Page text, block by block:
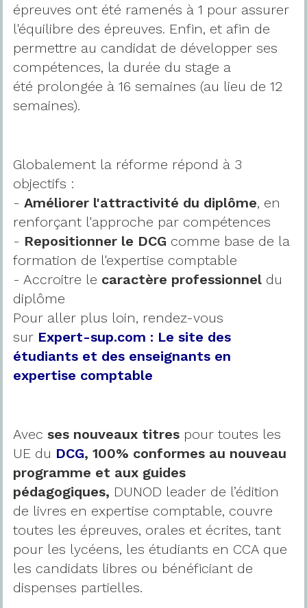
épreuves ont été ramenés à 1 pour assurer
l'équilibre des épreuves. Enfin, et afin de
permettre au candidat de développer ses
compétences, la durée du stage a
été prolongée à 16 semaines (au lieu de 12
semaines).
Globalement la réforme répond à 3
objectifs :
-Améliorer l'attractivité du diplôme, en
renforçant l'approche par compétences
- Repositionner le DCG comme base de la
formation de l'expertise comptable
- Accroitre le caractère professionnel du
diplôme
Pour aller plus loin, rendez-vous
sur Expert-sup.com : Le site des
étudiants et des enseignants en
expertise comptable
Avec ses nouveaux titres pour toutes les
UE du DCG, 100% conformes au nouveau
programme et aux guides
pédagogiques, DUNOD leader de l’édition
de livres en expertise comptable, couvre
toutes les épreuves, orales et écrites, tant
pour les lycéens, les étudiants en CCA que
les candidats libres ou bénéficiant de
dispenses partielles.